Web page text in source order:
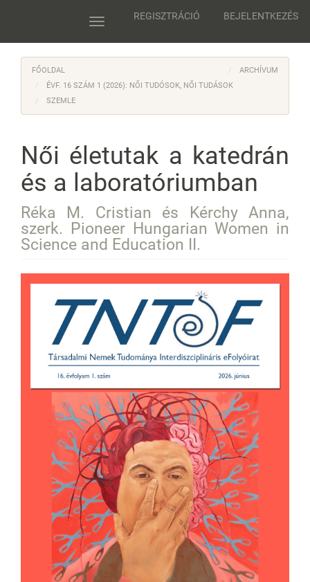
REGISZTRÁCIÓ BEJELENTKEZÉS
Toggle
FŐOLDAL
ARCHÍVUM
ÉVF. 16 SZÁM 1 (2026): NŐI TUDÓSOK, NŐI TUDÁSOK
SZEMLE
Női életutak a katedrán
és a laboratóriumban
Réka M. Cristian és Kérchy Anna,
szerk. Pioneer Hungarian Women in
Science and Education II.
Article
Sidebar